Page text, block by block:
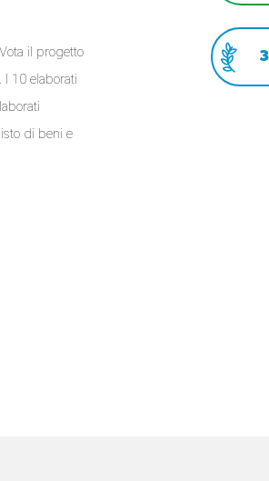
il progetto
I 10 elaborati
di beni e